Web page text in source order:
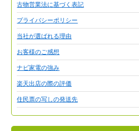
古物営業法に基づく表記
プライバシーポリシー
当社が選ばれる理由
お客様のご感想
ナビ家電の強み
楽天出店の際の評価
住民票の写しの発送先